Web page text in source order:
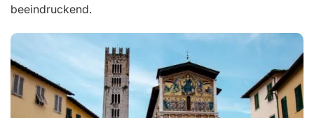
beeindruckend.